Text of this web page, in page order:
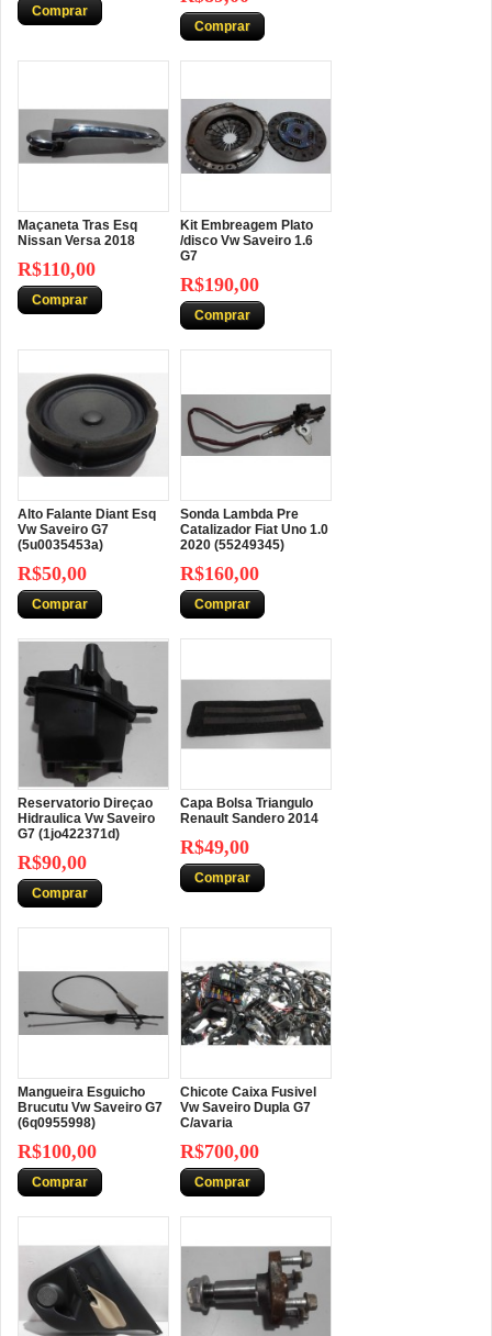
Comprar
Comprar
Maçaneta Tras Esq
Nissan Versa 2018
R$110,00
Comprar
Kit Embreagem Plato
/disco Vw Saveiro 1.6
G7
R$190,00
Comprar
Alto Falante Diant Esq
Vw Saveiro G7
(5u0035453a)
R$50,00
Comprar
Sonda Lambda Pre
Catalizador Fiat Uno 1.0
2020 (55249345)
R$160,00
Comprar
Reservatorio Direçao
Hidraulica Vw Saveiro
G7 (1jo422371d)
R$90,00
Comprar
Capa Bolsa Triangulo
Renault Sandero 2014
R$49,00
Comprar
Mangueira Esguicho
Brucutu Vw Saveiro G7
(6q0955998)
R$100,00
Comprar
Chicote Caixa Fusivel
Vw Saveiro Dupla G7
C/avaria
R$700,00
Comprar